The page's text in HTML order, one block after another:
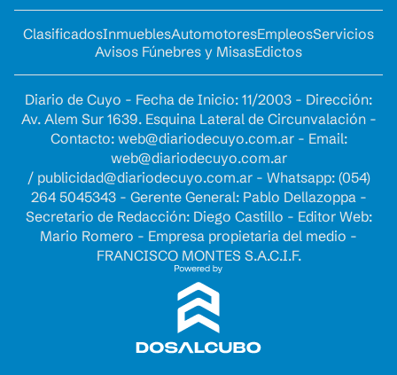
ClasificadosInmueblesAutomotoresEmpleosServicios
Avisos Fúnebres y MisasEdictos
Diario de Cuyo - Fecha de Inicio: 11/2003 - Dirección:
Av. Alem Sur 1639. Esquina Lateral de Circunvalación -
Contacto: web@diariodecuyo.com.ar- Email:
web@diariodecuyo.com.ar
/ publicidad@diariodecuyo.com.ar- Whatsapp: (054)
264 5045343 - Gerente General: Pablo Dellazoppa -
Secretario de Redacción: Diego Castillo - Editor Web:
Mario Romero - Empresa propietaria del medio -
FRANCISCO MONTES S.A.C.I.F.